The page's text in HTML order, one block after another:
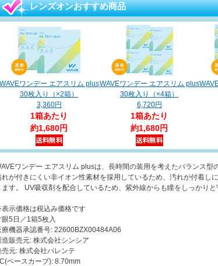
レンズオンおすすめ商品
ワンデー エアスリム plus
30枚入り（×2箱）
3,360円
1箱あたり
約1,680円
WAVEワンデー エアスリム plus
30枚入り（×4箱）
6,720円
1箱あたり
約1,680円
ワンデー エアスリム plusは、長時間の装用を考えたバランス型
れが付きにくい非イオン性素材を採用しているため、汚れが付着し
ます。 UV吸収剤を配合しているため、紫外線からも瞳をしっかりと
示価格は税込み価格です
眼5日／1箱5枚入
療機器承認番号: 22600BZX00484A06
造販売元: 株式会社シンシア
売元: 株式会社パレンテ
ベースカーブ): 8.70mm